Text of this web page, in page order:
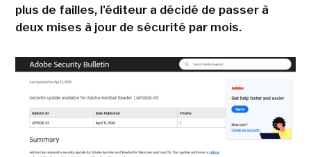
plus de failles, l'éditeur a décidé de passer à
deux mises à jour de sécurité par mois.